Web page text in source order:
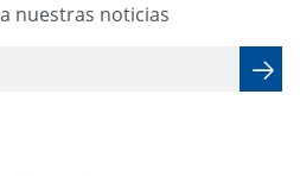
nuestras noticias